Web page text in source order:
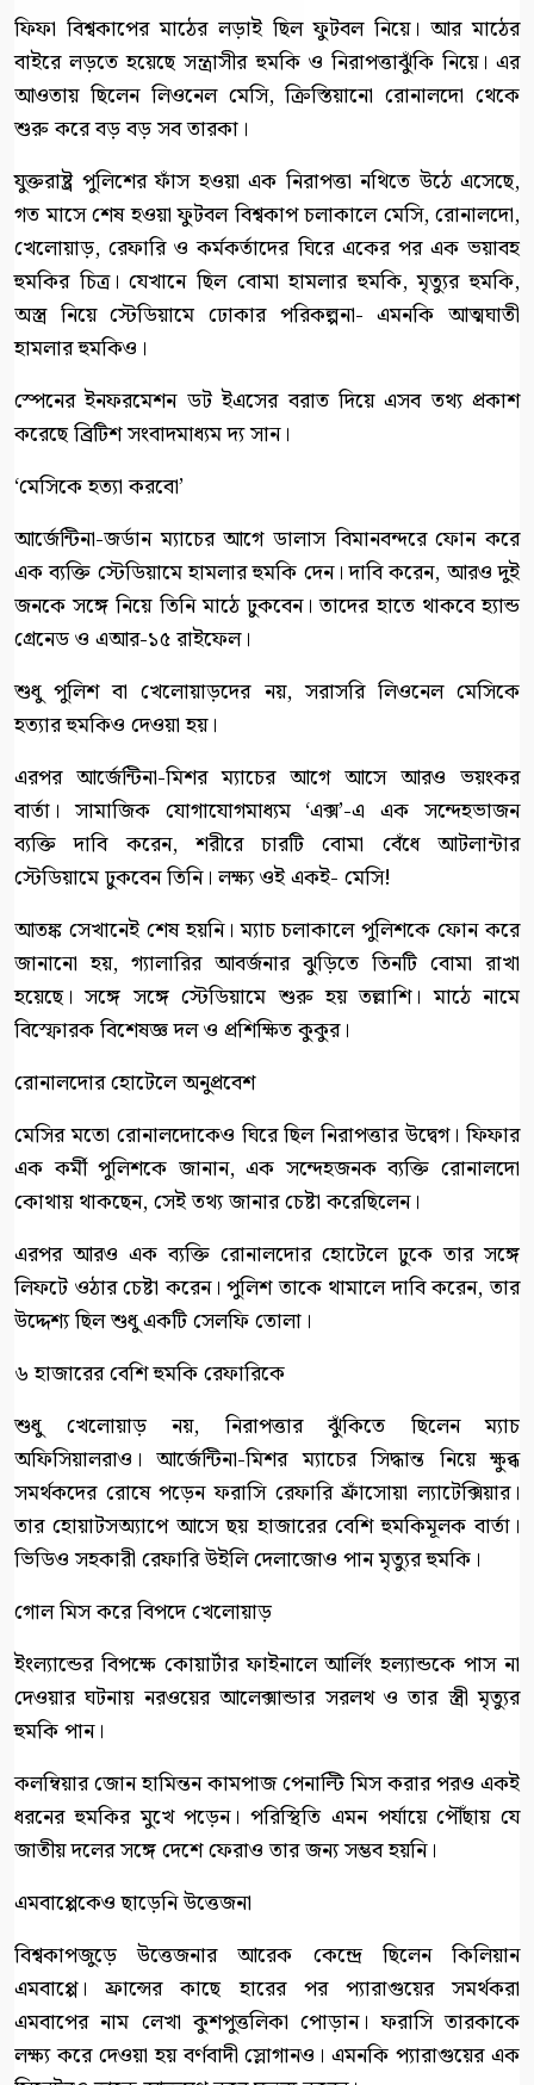
ফিফা বিশ্বকাপের মাঠের লড়াই ছিল ফুটবল নিয়ে। আর মাঠের
বাইরে লড়তে হয়েছে সন্ত্রাসীর হুমকি ও নিরাপত্তাঝুঁকি নিয়ে। এর
আওতায় ছিলেন লিওনেল মেসি, ক্রিস্তিয়ানো রোনালদো থেকে
শুরু করে বড় বড় সব তারকা।
যুক্তরাষ্ট্র পুলিশের ফাঁস হওয়া এক নিরাপত্তা নথিতে উঠে এসেছে,
গত মাসে শেষ হওয়া ফুটবল বিশ্বকাপ চলাকালে মেসি, রোনালদো,
খেলোয়াড়, রেফারি ও কর্মকর্তাদের ঘিরে একের পর এক ভয়াবহ
হুমকির চিত্র। যেখানে ছিল বোমা হামলার হুমকি, মৃত্যুর হুমকি,
অস্ত্র নিয়ে স্টেডিয়ামে ঢোকার পরিকল্পনা- এমনকি আত্মঘাতী
হামলার হুমকিও।
স্পেনের ইনফরমেশন ডট ইএসের বরাত দিয়ে এসব তথ্য প্রকাশ
করেছে ব্রিটিশ সংবাদমাধ্যম দ্য সান।
‘মেসিকে হত্যা করবো’
আর্জেন্টিনা-জর্ডান ম্যাচের আগে ডালাস বিমানবন্দরে ফোন করে
এক ব্যক্তি স্টেডিয়ামে হামলার হুমকি দেন। দাবি করেন, আরও দুই
জনকে সঙ্গে নিয়ে তিনি মাঠে ঢুকবেন। তাদের হাতে থাকবে হ্যান্ড
গ্রেনেড ও এআর-১৫ রাইফেল।
শুধু পুলিশ বা খেলোয়াড়দের নয়, সরাসরি লিওনেল মেসিকে
হত্যার হুমকিও দেওয়া হয়।
এরপর আর্জেন্টিনা-মিশর ম্যাচের আগে আসে আরও ভয়ংকর
বার্তা। সামাজিক যোগাযোগমাধ্যম ‘এক্স’-এ এক সন্দেহভাজন
ব্যক্তি দাবি করেন, শরীরে চারটি বোমা বেঁধে আটলান্টার
স্টেডিয়ামে ঢুকবেন তিনি। লক্ষ্য ওই একই- মেসি!
আতঙ্ক সেখানেই শেষ হয়নি। ম্যাচ চলাকালে পুলিশকে ফোন করে
জানানো হয়, গ্যালারির আবর্জনার ঝুড়িতে তিনটি বোমা রাখা
হয়েছে। সঙ্গে সঙ্গে স্টেডিয়ামে শুরু হয় তল্লাশি। মাঠে নামে
বিস্ফোরক বিশেষজ্ঞ দল ও প্রশিক্ষিত কুকুর।
রোনালদোর হোটেলে অনুপ্রবেশ
মেসির মতো রোনালদোকেও ঘিরে ছিল নিরাপত্তার উদ্বেগ। ফিফার
এক কর্মী পুলিশকে জানান, এক সন্দেহজনক ব্যক্তি রোনালদো
কোথায় থাকছেন, সেই তথ্য জানার চেষ্টা করেছিলেন।
এরপর আরও এক ব্যক্তি রোনালদোর হোটেলে ঢুকে তার সঙ্গে
লিফটে ওঠার চেষ্টা করেন। পুলিশ তাকে থামালে দাবি করেন, তার
উদ্দেশ্য ছিল শুধু একটি সেলফি তোলা।
৬ হাজারের বেশি হুমকি রেফারিকে
শুধু খেলোয়াড় নয়, নিরাপত্তার ঝুঁকিতে ছিলেন ম্যাচ
অফিসিয়ালরাও। আর্জেন্টিনা-মিশর ম্যাচের সিদ্ধান্ত নিয়ে ক্ষুব্ধ
সমর্থকদের রোষে পড়েন ফরাসি রেফারি ফ্রাঁসোয়া ল্যাটেক্সিয়ার।
তার হোয়াটসঅ্যাপে আসে ছয় হাজারের বেশি হুমকিমূলক বার্তা।
ভিডিও সহকারী রেফারি উইলি দেলাজোও পান মৃত্যুর হুমকি।
গোল মিস করে বিপদে খেলোয়াড়
ইংল্যান্ডের বিপক্ষে কোয়ার্টার ফাইনালে আর্লিং হল্যান্ডকে পাস না
দেওয়ার ঘটনায় নরওয়ের আলেক্সান্ডার সরলথ ও তার স্ত্রী মৃত্যুর
হুমকি পান।
কলম্বিয়ার জোন হামিন্তন কামপাজ পেনাল্টি মিস করার পরও একই
ধরনের হুমকির মুখে পড়েন। পরিস্থিতি এমন পর্যায়ে পৌঁছায় যে
জাতীয় দলের সঙ্গে দেশে ফেরাও তার জন্য সম্ভব হয়নি।
এমবাপ্পেকেও ছাড়েনি উত্তেজনা
বিশ্বকাপজুড়ে উত্তেজনার আরেক কেন্দ্রে ছিলেন কিলিয়ান
এমবাপ্পে। ফ্রান্সের কাছে হারের পর প্যারাগুয়ের সমর্থকরা
এমবাপের নাম লেখা কুশপুত্তলিকা পোড়ান। ফরাসি তারকাকে
লক্ষ্য করে দেওয়া হয় বর্ণবাদী স্লোগানও। এমনকি প্যারাগুয়ের এক